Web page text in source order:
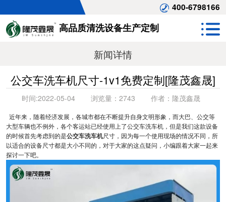
400-6798166
高品质清洗设备生产定制
新闻详情
公交车洗车机尺寸-1v1免费定制[隆茂鑫晟]
时间:2022-05-04 浏览量： 2743 作者： 隆茂鑫晟
近年来，随着经济发展，各城市都在不断提升自身文明形象，而大巴、公交等
大型车辆也不例外，各个客运站已经使用上了公交车洗车机，但是我们这款设备
的时候首先考虑到的是公交车洗车机尺寸，因为每一个使用现场的情况不同，所
以适合的设备尺寸都是大小不同的，对于大家的这点疑问，小编跟着大家一起来
探讨一下吧。